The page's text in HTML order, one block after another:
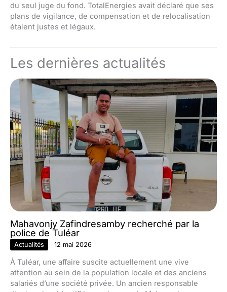
du seul juge du fond. TotalEnergies avait déclaré que ses
plans de vigilance, de compensation et de relocalisation
étaient justes et légaux.
Les dernières actualités
Mahavonjy Zafindresamby recherché par la
police de Tuléar
Actualités 12 mai 2026
À Tuléar, une affaire suscite actuellement une vive
attention au sein de la population locale et des anciens
salariés d’une société privée. Un ancien responsable